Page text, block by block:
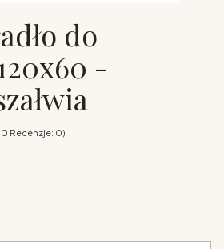
do
-
Recenzje: 0)